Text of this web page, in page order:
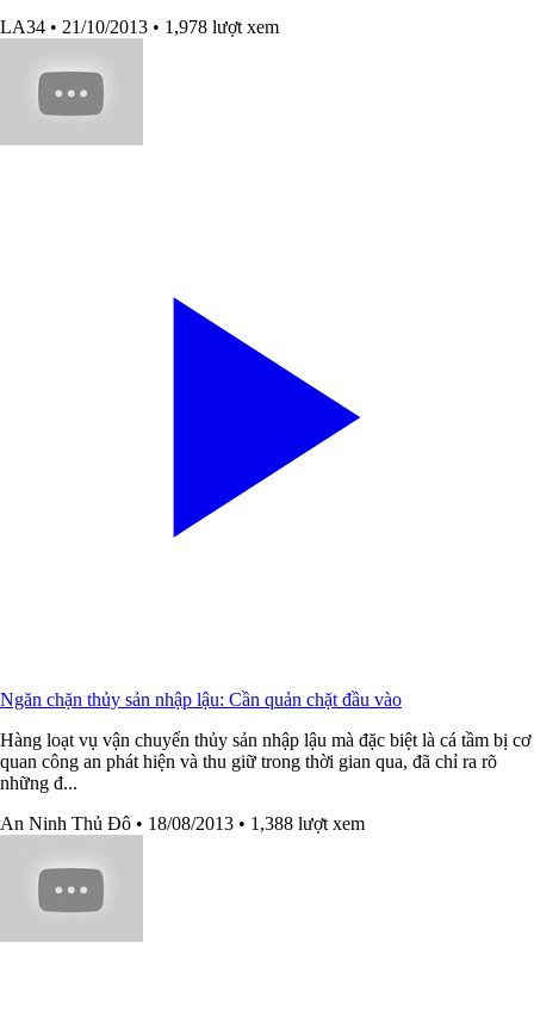
LA34 • 21/10/2013 • 1,978 lượt xem
Ngăn chặn thủy sản nhập lậu: Cần quản chặt đầu vào
Hàng loạt vụ vận chuyển thủy sản nhập lậu mà đặc biệt là cá tầm bị cơ
quan công an phát hiện và thu giữ trong thời gian qua, đã chỉ ra rõ
những đ...
An Ninh Thủ Đô • 18/08/2013 • 1,388 lượt xem